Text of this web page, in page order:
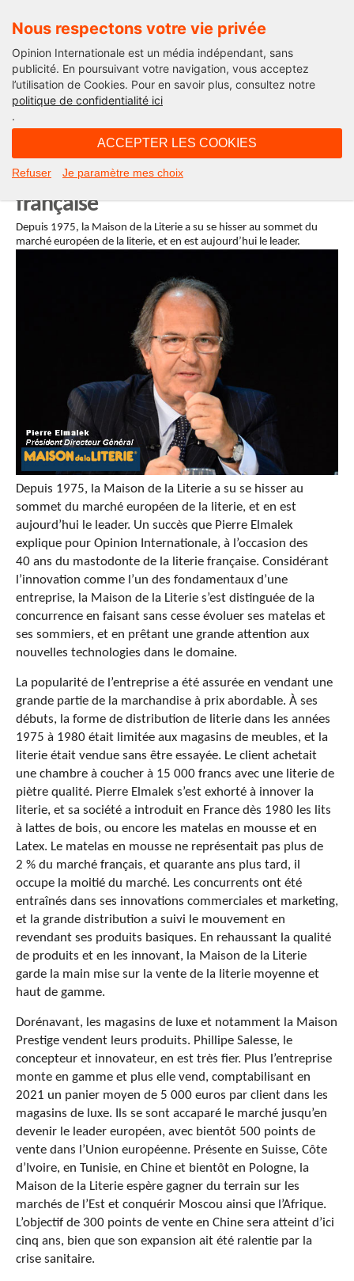
Nous respectons votre vie privée
Opinion Internationale est un média indépendant, sans
publicité. En poursuivant votre navigation, vous acceptez
l’utilisation de Cookies. Pour en savoir plus, consultez notre
politique de confidentialité ici
.
ACCEPTER LES COOKIES
Refuser Je paramètre mes choix
La saga du LIT
Les secrets de la Maison de la
Literie : 40 ans de succès à la
française
Depuis 1975, la Maison de la Literie a su se hisser au sommet du
marché européen de la literie, et en est aujourd’hui le leader.
Depuis 1975, la Maison de la Literie a su se hisser au
sommet du marché européen de la literie, et en est
aujourd’hui le leader. Un succès que Pierre Elmalek
explique pour Opinion Internationale, à l’occasion des
40 ans du mastodonte de la literie française. Considérant
l’innovation comme l’un des fondamentaux d’une
entreprise, la Maison de la Literie s’est distinguée de la
concurrence en faisant sans cesse évoluer ses matelas et
ses sommiers, et en prêtant une grande attention aux
nouvelles technologies dans le domaine.
La popularité de l’entreprise a été assurée en vendant une
grande partie de la marchandise à prix abordable. À ses
débuts, la forme de distribution de literie dans les années
1975 à 1980 était limitée aux magasins de meubles, et la
literie était vendue sans être essayée. Le client achetait
une chambre à coucher à 15 000 francs avec une literie de
piètre qualité. Pierre Elmalek s’est exhorté à innover la
literie, et sa société a introduit en France dès 1980 les lits
à lattes de bois, ou encore les matelas en mousse et en
Latex. Le matelas en mousse ne représentait pas plus de
2 % du marché français, et quarante ans plus tard, il
occupe la moitié du marché. Les concurrents ont été
entraînés dans ses innovations commerciales et marketing,
et la grande distribution a suivi le mouvement en
revendant ses produits basiques. En rehaussant la qualité
de produits et en les innovant, la Maison de la Literie
garde la main mise sur la vente de la literie moyenne et
haut de gamme.
Dorénavant, les magasins de luxe et notamment la Maison
Prestige vendent leurs produits. Phillipe Salesse, le
concepteur et innovateur, en est très fier. Plus l’entreprise
monte en gamme et plus elle vend, comptabilisant en
2021 un panier moyen de 5 000 euros par client dans les
magasins de luxe. Ils se sont accaparé le marché jusqu’en
devenir le leader européen, avec bientôt 500 points de
vente dans l’Union européenne. Présente en Suisse, Côte
d’Ivoire, en Tunisie, en Chine et bientôt en Pologne, la
Maison de la Literie espère gagner du terrain sur les
marchés de l’Est et conquérir Moscou ainsi que l’Afrique.
L’objectif de 300 points de vente en Chine sera atteint d’ici
cinq ans, bien que son expansion ait été ralentie par la
crise sanitaire.